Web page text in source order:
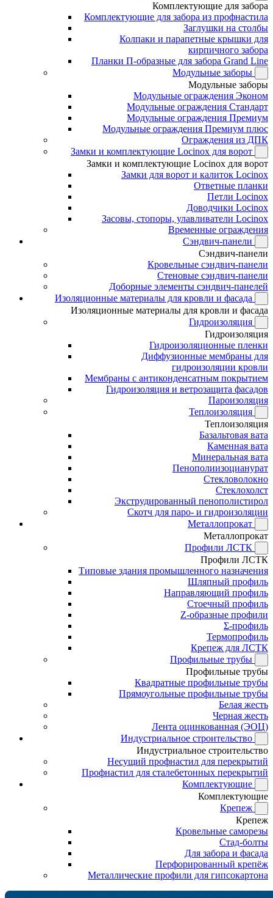
Комплектующие для забора
Комплектующие для забора из профнастила
Заглушки на столбы
Колпаки и парапетные крышки для
кирпичного забора
Планки П-образные для забора Grand Line
Модульные заборы
Модульные заборы
Модульные ограждения Эконом
Модульные ограждения Стандарт
Модульные ограждения Премиум
Модульные ограждения Премиум плюс
Ограждения из ДПК
Замки и комплектующие Locinox для ворот
Замки и комплектующие Locinox для ворот
Замки для ворот и калиток Locinox
Ответные планки
Петли Locinox
Доводчики Locinox
Засовы, стопоры, улавливатели Locinox
Временные ограждения
Сэндвич-панели
Сэндвич-панели
Кровельные сэндвич-панели
Стеновые сэндвич-панели
Доборные элементы сэндвич-панелей
Изоляционные материалы для кровли и фасада
Изоляционные материалы для кровли и фасада
Гидроизоляция
Гидроизоляция
Гидроизоляционные пленки
Диффузионные мембраны для
гидроизоляции кровли
Мембраны с антиконденсатным покрытием
Гидроизоляция и ветрозащита фасадов
Пароизоляция
Теплоизоляция
Теплоизоляция
Базальтовая вата
Каменная вата
Минеральная вата
Пенополиизоцианурат
Стекловолокно
Стеклохолст
Экструдированный пенополистирол
Скотч для паро- и гидроизоляции
Металлопрокат
Металлопрокат
Профили ЛСТК
Профили ЛСТК
Типовые здания промышленного назначения
Шляпный профиль
Направляющий профиль
Стоечный профиль
Z-образные профили
Σ-профиль
Термопрофиль
Крепеж для ЛСТК
Профильные трубы
Профильные трубы
Квадратные профильные трубы
Прямоугольные профильные трубы
Белая жесть
Черная жесть
Лента оцинкованная (ЭОЦ)
Индустриальное строительство
Индустриальное строительство
Несущий профнастил для перекрытий
Профнастил для сталебетонных перекрытий
Комплектующие
Комплектующие
Крепеж
Крепеж
Кровельные саморезы
Стад-болты
Для забора и фасада
Перфорированный крепёж
Металлические профили для гипсокартона